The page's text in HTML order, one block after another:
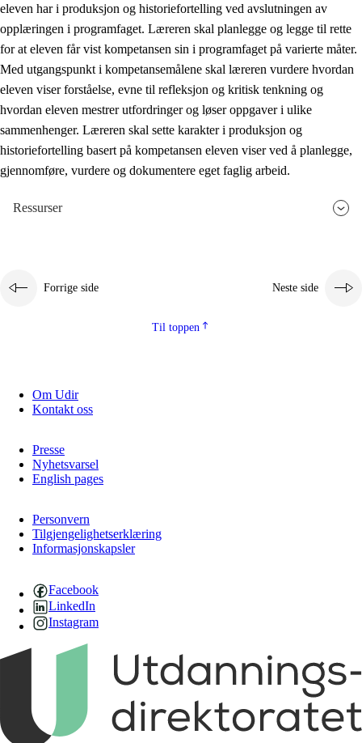
eleven har i produksjon og historiefortelling ved avslutningen av
opplæringen i programfaget. Læreren skal planlegge og legge til rette
for at eleven får vist kompetansen sin i programfaget på varierte måter.
Med utgangspunkt i kompetansemålene skal læreren vurdere hvordan
eleven viser forståelse, evne til refleksjon og kritisk tenkning og
hvordan eleven mestrer utfordringer og løser oppgaver i ulike
sammenhenger. Læreren skal sette karakter i produksjon og
historiefortelling basert på kompetansen eleven viser ved å planlegge,
gjennomføre, vurdere og dokumentere eget faglig arbeid.
Ressurser
Forrige side Neste side
Til toppen
Om Udir
Kontakt oss
Presse
Nyhetsvarsel
English pages
Personvern
Tilgjengelighetserklæring
Informasjonskapsler
Facebook
LinkedIn
Instagram